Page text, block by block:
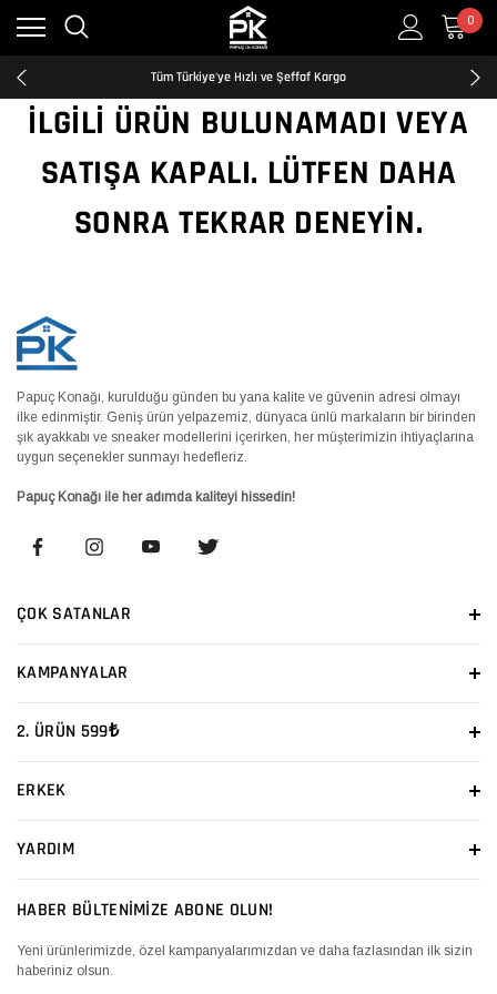
0
Kredi Kartına Taksit İmkanı
2500₺ ve Üzeri Ücretsiz Kargo
Tüm Türkiye'ye Hızlı ve Şeffaf Kargo
Kredi Kartına Taksit İmkanı
2500₺ ve Üzeri Ücretsiz Kargo
Kredi Kartına Taksit İmkanı
İLGILI ÜRÜN BULUNAMADI VEYA
SATIŞA KAPALI. LÜTFEN DAHA
SONRA TEKRAR DENEYIN.
Papuç Konağı, kurulduğu günden bu yana kalite ve güvenin adresi olmayı
ilke edinmiştir. Geniş ürün yelpazemiz, dünyaca ünlü markaların bir birinden
şık ayakkabı ve sneaker modellerini içerirken, her müşterimizin ihtiyaçlarına
uygun seçenekler sunmayı hedefleriz.
Papuç Konağı ile her adımda kaliteyi hissedin!
ÇOK SATANLAR
KAMPANYALAR
2. ÜRÜN 599₺
ERKEK
YARDIM
HABER BÜLTENİMİZE ABONE OLUN!
Yeni ürünlerimizde, özel kampanyalarımızdan ve daha fazlasından ilk sizin
haberiniz olsun.